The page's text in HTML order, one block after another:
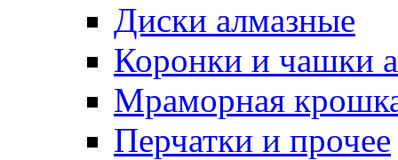
Диски алмазные
Коронки и чашки
Мраморная
Перчатки и прочее